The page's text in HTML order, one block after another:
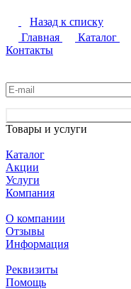
Назад к списку
Главная
Каталог
Контакты
Товары и услуги
Каталог
Акции
Услуги
Компания
О компании
Отзывы
Информация
Реквизиты
Помощь